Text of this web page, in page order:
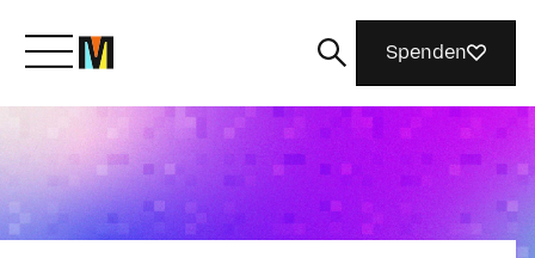
Lernen Sie Mozilla kennen
Was wir tun
Spenden